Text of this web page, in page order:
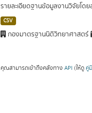
รายละเอียดฐานข้อมูลงานวิจัยโด
CSV
กองมาตรฐานนิติวิทยาศาสตร์
คุณสามารถเข้าถึงคลังทาง API (ให้ดู คู่